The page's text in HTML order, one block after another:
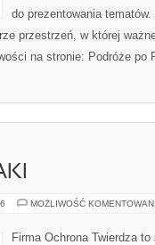
do prezentowania
przestrzeń, w której
na stronie: Podróże
MOŻLIWOŚĆ
Firma Ochrona Twierdza